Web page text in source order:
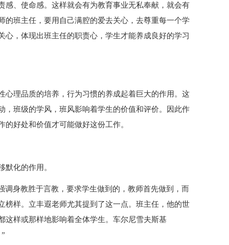
、使命感。这样就会有为教育事业无私奉献，就会有
班主任，要用自己满腔的爱去关心，去尊重每一个学
，体现出班主任的职责心，学生才能养成良好的学习
心理品质的培养，行为习惯的养成起着巨大的作用。这
班级的学风，班风影响着学生的价值和评价。因此作
好处和价值才可能做好这份工作。
化的作用。
调身教胜于言教，要求学生做到的，教师首先做到，而
样。立丰遐老师尤其提到了这一点。班主任，他的世
这样或那样地影响着全体学生。车尔尼雪夫斯基